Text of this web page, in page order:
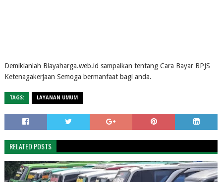
Demikianlah Biayaharga.web.id sampaikan tentang Cara Bayar BPJS
Ketenagakerjaan Semoga bermanfaat bagi anda.
TAGS: LAYANAN UMUM
RELATED POSTS